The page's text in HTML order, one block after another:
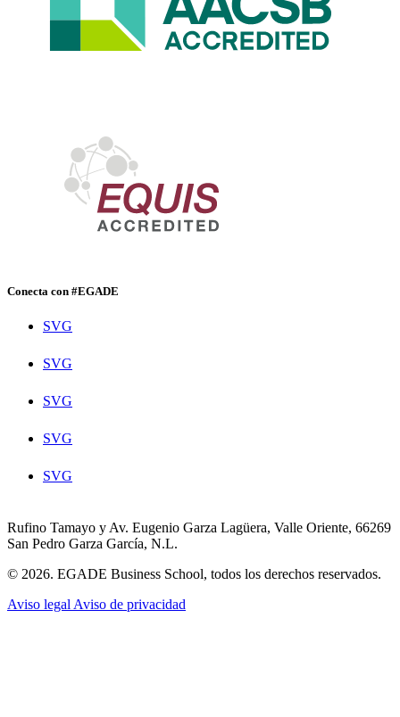
Conecta con #EGADE
SVG
SVG
SVG
SVG
SVG
Rufino Tamayo y Av. Eugenio Garza Lagüera, Valle Oriente, 66269
San Pedro Garza García, N.L.
© 2026. EGADE Business School, todos los derechos reservados.
Aviso legal Aviso de privacidad